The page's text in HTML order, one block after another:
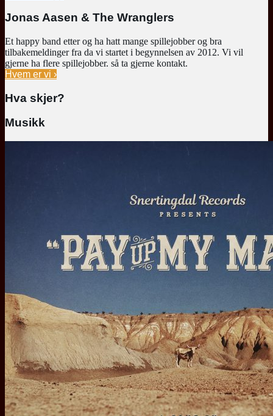
Jonas Aasen & The Wranglers
Et happy band etter og ha hatt mange spillejobber og bra
tilbakemeldinger fra da vi startet i begynnelsen av 2012. Vi vil
gjerne ha flere spillejobber. så ta gjerne kontakt.
Hvem er vi ›
Hva skjer?
Musikk